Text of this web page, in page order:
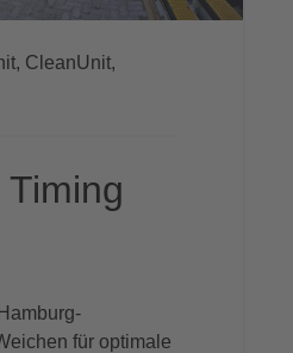
CleanUnit,
für optimale